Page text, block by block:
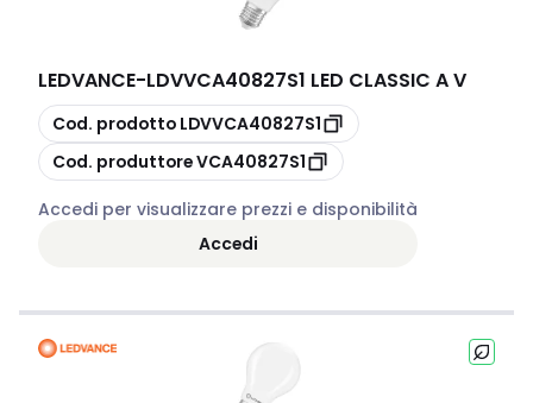
LEDVANCE-LDVVCA40827S1 LED CLASSIC A V
copia
Cod. prodotto LDVVCA40827S1
copia
Cod. produttoreVCA40827S1
Accedi per visualizzare prezzi e disponibilità
Accedi